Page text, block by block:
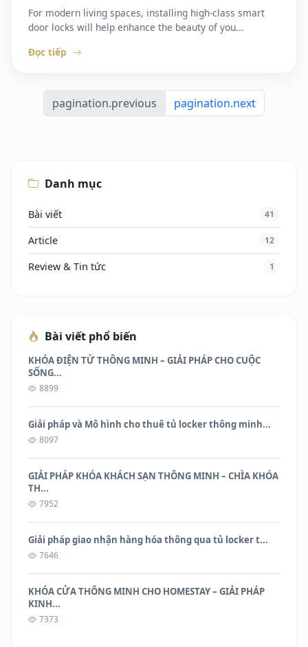
For modern living spaces, installing high-class smart
door locks will help enhance the beauty of you...
Đọc tiếp
pagination.previous pagination.next
Danh mục
Bài viết 41
Article 12
Review & Tin tức 1
Bài viết phổ biến
KHÓA ĐIỆN TỬ THÔNG MINH – GIẢI PHÁP CHO CUỘC
SỐNG...
8899
Giải pháp và Mô hình cho thuê tủ locker thông minh...
8097
GIẢI PHÁP KHÓA KHÁCH SẠN THÔNG MINH – CHÌA KHÓA
TH...
7952
Giải pháp giao nhận hàng hóa thông qua tủ locker t...
7646
KHÓA CỬA THÔNG MINH CHO HOMESTAY – GIẢI PHÁP
KINH...
7373